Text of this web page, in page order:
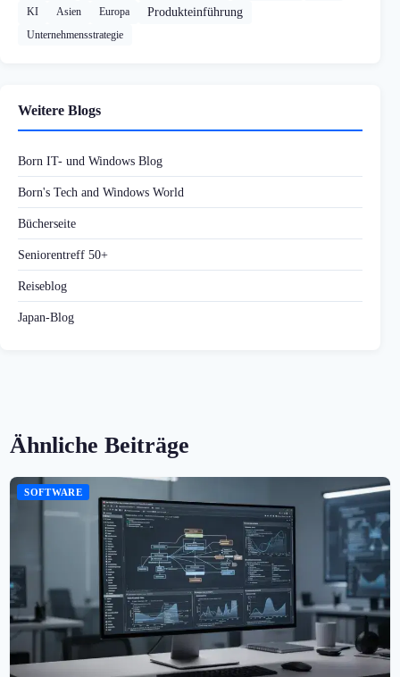
KI Asien Europa Produkteinführung
Unternehmensstrategie
Weitere Blogs
Born IT- und Windows Blog
Born's Tech and Windows World
Bücherseite
Seniorentreff 50+
Reiseblog
Japan-Blog
Ähnliche Beiträge
SOFTWARE